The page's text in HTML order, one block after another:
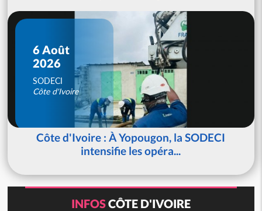
6 Août
2026
SODECI
Côte d'Ivoire
Côte d'Ivoire : À Yopougon, la SODECI
intensifie les opéra...
INFOSCÔTE D'IVOIRE